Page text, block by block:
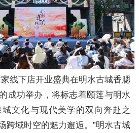
线下店开业盛典在明水古城香腮
成功举办，将标志着颐莲与明水
文化与现代美学的双向奔赴之
跨域时空的魅力邂逅。”明水古城